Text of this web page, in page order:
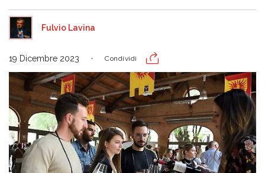
Fulvio Lavina
19 Dicembre 2023 Condividi